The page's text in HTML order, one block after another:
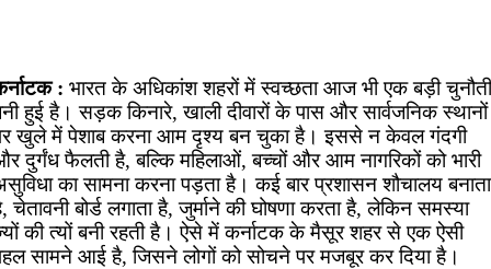
: भारत के अधिकांश शहरों में स्वच्छता आज भी एक बड़ी चुनौती
हुई है। सड़क किनारे, खाली दीवारों के पास और सार्वजनिक स्थानों
खुले में पेशाब करना आम दृश्य बन चुका है। इससे न केवल गंदगी
दुर्गंध फैलती है, बल्कि महिलाओं, बच्चों और आम नागरिकों को भारी
का सामना करना पड़ता है। कई बार प्रशासन शौचालय बनाता
चेतावनी बोर्ड लगाता है, जुर्माने की घोषणा करता है, लेकिन समस्या
की त्यों बनी रहती है। ऐसे में कर्नाटक के मैसूर शहर से एक ऐसी
सामने आई है, जिसने लोगों को सोचने पर मजबूर कर दिया है।